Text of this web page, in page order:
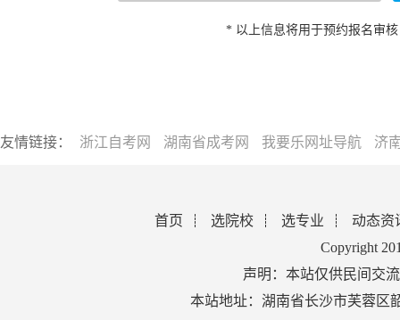
* 以上信息将用于预约报名审
友情链接： 浙江自考网 湖南省成考网 我要乐网址导航 济
首页 选院校 选专业
动态资
Copyright
声明：本站仅供民间交
本站地址：湖南省长沙市芙蓉区